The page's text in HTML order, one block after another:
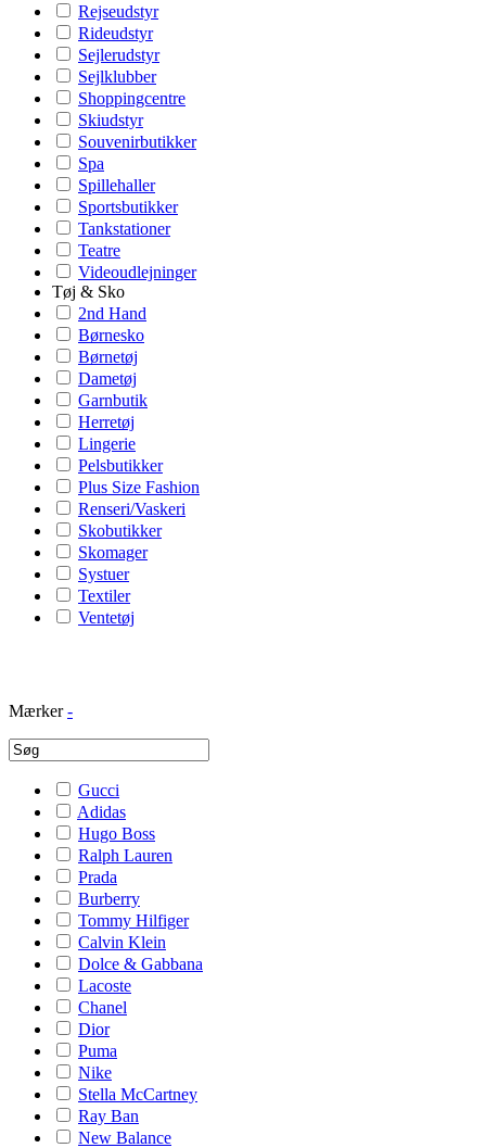
Rejseudstyr
Rideudstyr
Sejlerudstyr
Sejlklubber
Shoppingcentre
Skiudstyr
Souvenirbutikker
Spa
Spillehaller
Sportsbutikker
Tankstationer
Teatre
Videoudlejninger
Tøj & Sko
2nd Hand
Børnesko
Børnetøj
Dametøj
Garnbutik
Herretøj
Lingerie
Pelsbutikker
Plus Size Fashion
Renseri/Vaskeri
Skobutikker
Skomager
Systuer
Textiler
Ventetøj
Mærker -
Gucci
Adidas
Hugo Boss
Ralph Lauren
Prada
Burberry
Tommy Hilfiger
Calvin Klein
Dolce & Gabbana
Lacoste
Chanel
Dior
Puma
Nike
Stella McCartney
Ray Ban
New Balance